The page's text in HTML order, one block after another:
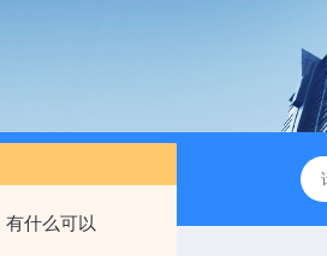
什么可以
马弗炉1200度电炉灰分测定仪